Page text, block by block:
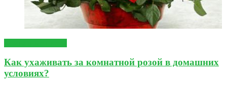
Как ухаживать за комнатной розой в домашних
условиях?